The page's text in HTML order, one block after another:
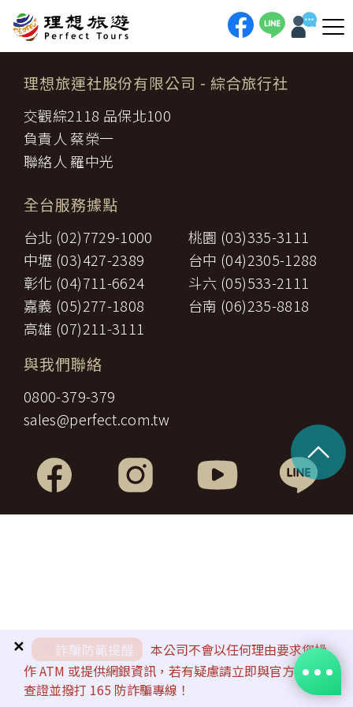
詐騙防範提醒
本公司不會以任何理由要求您操
作 ATM 或提供網銀資訊，若有疑慮請立即與官方客服
查證並撥打 165 防詐騙專線！
✕
理想旅運社股份有限公司 - 綜合旅行社
交觀綜2118 品保北100
負責人 蔡榮一
聯絡人 羅中光
全台服務據點
台北 (02)7729-1000
桃園 (03)335-3111
中壢 (03)427-2389
台中 (04)2305-1288
彰化 (04)711-6624
斗六 (05)533-2111
嘉義 (05)277-1808
台南 (06)235-8818
高雄 (07)211-3111
與我們聯絡
0800-379-379
sales@perfect.com.tw
^